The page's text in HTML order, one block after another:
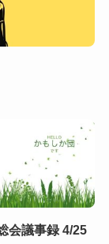
会議事録 4/25